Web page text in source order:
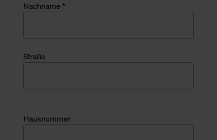
Nachname *
Straße
Hausnummer